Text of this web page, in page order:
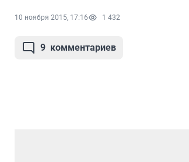
10 ноября 2015, 17:16 1 432
9 комментариев